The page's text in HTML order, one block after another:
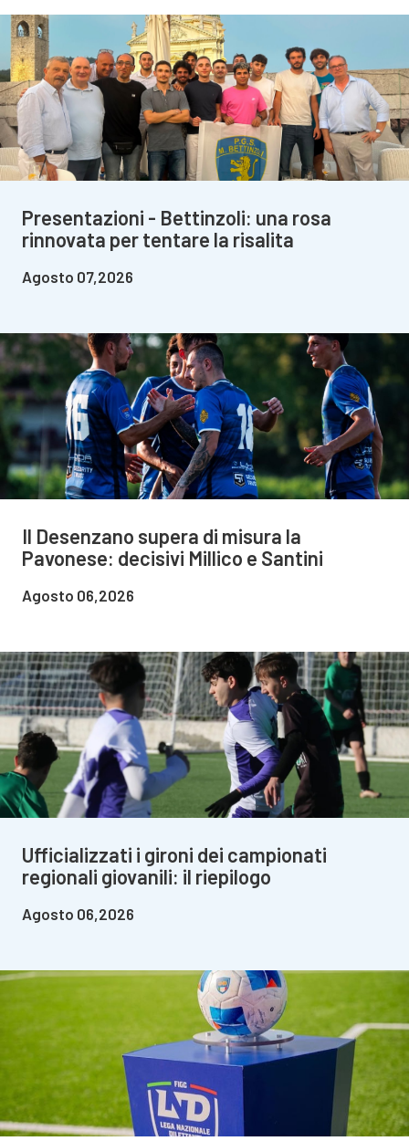
Presentazioni - Bettinzoli: una rosa
rinnovata per tentare la risalita
Agosto 07,2026
Il Desenzano supera di misura la
Pavonese: decisivi Millico e Santini
Agosto 06,2026
Ufficializzati i gironi dei campionati
regionali giovanili: il riepilogo
Agosto 06,2026